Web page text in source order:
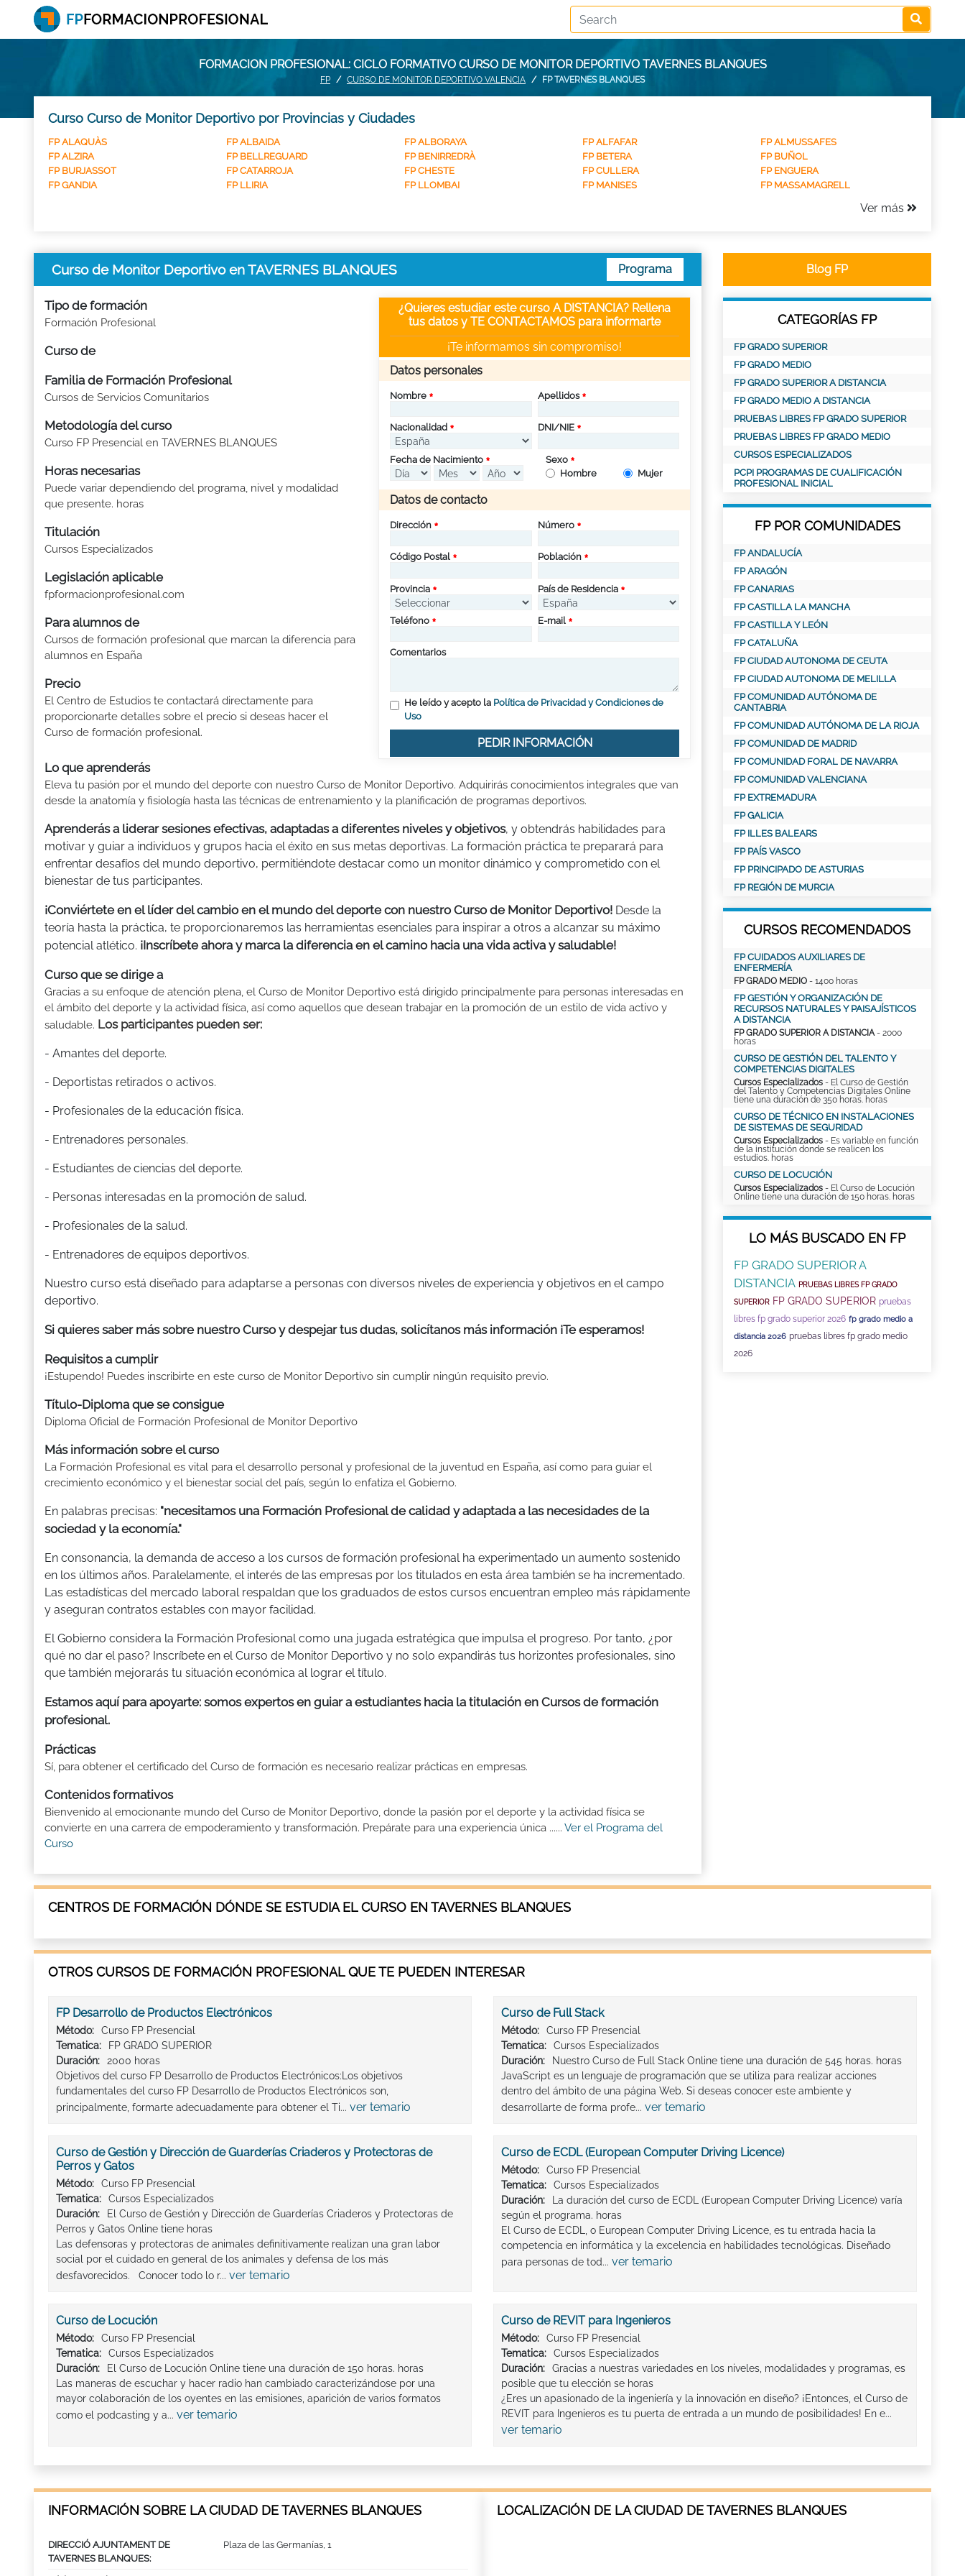
FORMACION PROFESIONAL: CICLO FORMATIVO CURSO DE MONITOR DEPORTIVO TAVERNES BLANQUES
FP CURSO DE MONITOR DEPORTIVO VALENCIA FP TAVERNES BLANQUES
Curso Curso de Monitor Deportivo por Provincias y Ciudades
FP ALAQUÀS FP ALBAIDA FP ALBORAYA FP ALFAFAR
FP ALMUSSAFES
FP ALZIRA
FP BELLREGUARD FP BENIRREDRÀ FP BETERA
FP BUÑOL
FP BURJASSOT
FP CATARROJA FP CHESTE FP CULLERA
FP ENGUERA
FP GANDIA
FP LLIRIA FP LLOMBAI FP MANISES FP MASSAMAGRELL
Ver más
Curso de Monitor Deportivo en TAVERNES BLANQUES Programa
Tipo de formación
Formación Profesional
Curso de
Familia de Formación Profesional
Cursos de Servicios Comunitarios
Metodología del curso
Curso FP Presencial en TAVERNES BLANQUES
Horas necesarias
Puede variar dependiendo del programa, nivel y modalidad
que presente. horas
Titulación
Cursos Especializados
Legislación aplicable
fpformacionprofesional.com
Para alumnos de
Cursos de formación profesional que marcan la diferencia para
alumnos en España
Precio
El Centro de Estudios te contactará directamente para
proporcionarte detalles sobre el precio si deseas hacer el
Curso de formación profesional.
¿Quieres estudiar este curso A DISTANCIA? Rellena
tus datos y TE CONTACTAMOS para informarte
¡Te informamos sin compromiso!
Datos personales
Nombre Apellidos
Nacionalidad DNI/NIE
Fecha de Nacimiento
Sexo
Hombre
Mujer
Datos de contacto
Dirección Número
Código Postal Población
Provincia País de Residencia
Teléfono E-mail
Comentarios
He leído y acepto la Política de Privacidad y Condiciones de
Uso
PEDIR INFORMACIÓN
Lo que aprenderás
Eleva tu pasión por el mundo del deporte con nuestro Curso de Monitor Deportivo. Adquirirás conocimientos integrales que van
desde la anatomía y fisiología hasta las técnicas de entrenamiento y la planificación de programas deportivos.
Aprenderás a liderar sesiones efectivas, adaptadas a diferentes niveles y objetivos, y obtendrás habilidades para
motivar y guiar a individuos y grupos hacia el éxito en sus metas deportivas. La formación práctica te preparará para
enfrentar desafíos del mundo deportivo, permitiéndote destacar como un monitor dinámico y comprometido con el
bienestar de tus participantes.
¡Conviértete en el líder del cambio en el mundo del deporte con nuestro Curso de Monitor Deportivo! Desde la
teoría hasta la práctica, te proporcionaremos las herramientas esenciales para inspirar a otros a alcanzar su máximo
potencial atlético. ¡Inscríbete ahora y marca la diferencia en el camino hacia una vida activa y saludable!
Curso que se dirige a
Gracias a su enfoque de atención plena, el Curso de Monitor Deportivo está dirigido principalmente para personas interesadas en
el ámbito del deporte y la actividad física, así como aquellos que desean trabajar en la promoción de un estilo de vida activo y
saludable. Los participantes pueden ser:
- Amantes del deporte.
- Deportistas retirados o activos.
- Profesionales de la educación física.
- Entrenadores personales.
- Estudiantes de ciencias del deporte.
- Personas interesadas en la promoción de salud.
- Profesionales de la salud.
- Entrenadores de equipos deportivos.
Nuestro curso está diseñado para adaptarse a personas con diversos niveles de experiencia y objetivos en el campo
deportivo.
Si quieres saber más sobre nuestro Curso y despejar tus dudas, solicítanos más información ¡Te esperamos!
Requisitos a cumplir
¡Estupendo! Puedes inscribirte en este curso de Monitor Deportivo sin cumplir ningún requisito previo.
Título-Diploma que se consigue
Diploma Oficial de Formación Profesional de Monitor Deportivo
Más información sobre el curso
La Formación Profesional es vital para el desarrollo personal y profesional de la juventud en España, así como para guiar el
crecimiento económico y el bienestar social del país, según lo enfatiza el Gobierno.
En palabras precisas: "necesitamos una Formación Profesional de calidad y adaptada a las necesidades de la
sociedad y la economía."
En consonancia, la demanda de acceso a los cursos de formación profesional ha experimentado un aumento sostenido
en los últimos años. Paralelamente, el interés de las empresas por los titulados en esta área también se ha incrementado.
Las estadísticas del mercado laboral respaldan que los graduados de estos cursos encuentran empleo más rápidamente
y aseguran contratos estables con mayor facilidad.
El Gobierno considera la Formación Profesional como una jugada estratégica que impulsa el progreso. Por tanto, ¿por
qué no dar el paso? Inscríbete en el Curso de Monitor Deportivo y no solo expandirás tus horizontes profesionales, sino
que también mejorarás tu situación económica al lograr el título.
Estamos aquí para apoyarte: somos expertos en guiar a estudiantes hacia la titulación en Cursos de formación
profesional.
Prácticas
Sí, para obtener el certificado del Curso de formación es necesario realizar prácticas en empresas.
Contenidos formativos
Bienvenido al emocionante mundo del Curso de Monitor Deportivo, donde la pasión por el deporte y la actividad física se
convierte en una carrera de empoderamiento y transformación. Prepárate para una experiencia única ...... Ver el Programa del
Curso
Blog FP
CATEGORÍAS FP
FP GRADO SUPERIOR
FP GRADO MEDIO
FP GRADO SUPERIOR A DISTANCIA
FP GRADO MEDIO A DISTANCIA
PRUEBAS LIBRES FP GRADO SUPERIOR
PRUEBAS LIBRES FP GRADO MEDIO
CURSOS ESPECIALIZADOS
PCPI PROGRAMAS DE CUALIFICACIÓN
PROFESIONAL INICIAL
FP POR COMUNIDADES
FP ANDALUCÍA
FP ARAGÓN
FP CANARIAS
FP CASTILLA LA MANCHA
FP CASTILLA Y LEÓN
FP CATALUÑA
FP CIUDAD AUTONOMA DE CEUTA
FP CIUDAD AUTONOMA DE MELILLA
FP COMUNIDAD AUTÓNOMA DE
CANTABRIA
FP COMUNIDAD AUTÓNOMA DE LA RIOJA
FP COMUNIDAD DE MADRID
FP COMUNIDAD FORAL DE NAVARRA
FP COMUNIDAD VALENCIANA
FP EXTREMADURA
FP GALICIA
FP ILLES BALEARS
FP PAÍS VASCO
FP PRINCIPADO DE ASTURIAS
FP REGIÓN DE MURCIA
CURSOS RECOMENDADOS
FP CUIDADOS AUXILIARES DE
ENFERMERÍA
FP GRADO MEDIO - 1400 horas
FP GESTIÓN Y ORGANIZACIÓN DE
RECURSOS NATURALES Y PAISAJÍSTICOS
A DISTANCIA
FP GRADO SUPERIOR A DISTANCIA- 2000
horas
CURSO DE GESTIÓN DEL TALENTO Y
COMPETENCIAS DIGITALES
Cursos Especializados - El Curso de Gestión
del Talento y Competencias Digitales Online
tiene una duración de 350 horas. horas
CURSO DE TÉCNICO EN INSTALACIONES
DE SISTEMAS DE SEGURIDAD
Cursos Especializados - Es variable en función
de la institución donde se realicen los
estudios. horas
CURSO DE LOCUCIÓN
Cursos Especializados - El Curso de Locución
Online tiene una duración de 150 horas. horas
LO MÁS BUSCADO EN FP
FP GRADO SUPERIOR A
DISTANCIA PRUEBAS LIBRES FP GRADO
SUPERIOR FP GRADO SUPERIOR pruebas
libres fp grado superior 2026 fp grado medio a
distancia 2026 pruebas libres fp grado medio
2026
CENTROS DE FORMACIÓN DÓNDE SE ESTUDIA EL CURSO EN TAVERNES BLANQUES
OTROS CURSOS DE FORMACIÓN PROFESIONAL QUE TE PUEDEN INTERESAR
FP Desarrollo de Productos Electrónicos
Método:
Curso FP Presencial
Tematica:
FP GRADO SUPERIOR
Duración:
2000 horas
Objetivos del curso FP Desarrollo de Productos Electrónicos:Los objetivos
fundamentales del curso FP Desarrollo de Productos Electrónicos son,
principalmente, formarte adecuadamente para obtener el Ti... ver temario
Curso de Full Stack
Método:
Curso FP Presencial
Tematica:
Cursos Especializados
Duración:
Nuestro Curso de Full Stack Online tiene una duración de 545 horas. horas
JavaScript es un lenguaje de programación que se utiliza para realizar acciones
dentro del ámbito de una página Web. Si deseas conocer este ambiente y
desarrollarte de forma profe... ver temario
Curso de Gestión y Dirección de Guarderías Criaderos y Protectoras de
Perros y Gatos
Método:
Curso FP Presencial
Tematica:
Cursos Especializados
Duración:
El Curso de Gestión y Dirección de Guarderías Criaderos y Protectoras de
Perros y Gatos Online tiene horas
Las defensoras y protectoras de animales definitivamente realizan una gran labor
social por el cuidado en general de los animales y defensa de los más
desfavorecidos. Conocer todo lo r... ver temario
Curso de ECDL (European Computer Driving Licence)
Método:
Curso FP Presencial
Tematica:
Cursos Especializados
Duración:
La duración del curso de ECDL (European Computer Driving Licence) varía
según el programa. horas
El Curso de ECDL, o European Computer Driving Licence, es tu entrada hacia la
competencia en informática y la excelencia en habilidades tecnológicas. Diseñado
para personas de tod... ver temario
Curso de Locución
Método:
Curso FP Presencial
Tematica:
Cursos Especializados
Duración:
El Curso de Locución Online tiene una duración de 150 horas. horas
Las maneras de escuchar y hacer radio han cambiado caracterizándose por una
mayor colaboración de los oyentes en las emisiones, aparición de varios formatos
como el podcasting y a... ver temario
Curso de REVIT para Ingenieros
Método:
Curso FP Presencial
Tematica:
Cursos Especializados
Duración:
Gracias a nuestras variedades en los niveles, modalidades y programas, es
posible que tu elección se horas
¿Eres un apasionado de la ingeniería y la innovación en diseño? ¡Entonces, el Curso de
REVIT para Ingenieros es tu puerta de entrada a un mundo de posibilidades! En e...
ver temario
INFORMACIÓN SOBRE LA CIUDAD DE TAVERNES BLANQUES
DIRECCIÓ AJUNTAMENT DE
TAVERNES BLANQUES:
Plaza de las Germanías, 1
LOCALIZACIÓN DE LA CIUDAD DE TAVERNES BLANQUES